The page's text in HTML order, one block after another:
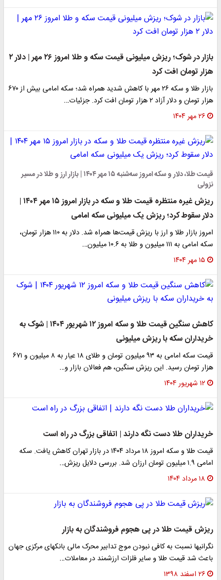
بازار در شوک؛ ریزش میلیونی قیمت سکه و طلا امروز ۲۶ مهر | دلار ۲
هزار تومان افت کرد
بازار طلا و سکه ۲۶ مهر با کاهش شدید همراه شد؛ سکه امامی بیش از ۶۷۰
هزار تومان و دلار آزاد ۲ هزار تومان افت کرد. جزئیات…
۲۶ مهر ۱۴۰۴
قیمت طلا، دلار و سکه امروز سه‌شنبه ۱۵ مهر ۱۴۰۴ | بازار ارز و طلا در مسیر
نزولی
ریزش غیره منتظره قیمت طلا و سکه در بازار امروز ۱۵ مهر ۱۴۰۴ |
دلار سقوط کرد؛ ریزش یک میلیونی سکه امامی
امروز بازار طلا و ارز با ریزش قیمت‌ها همراه شد. دلار به ۱۱۰ هزار تومان،
سکه امامی به ۱۱۱ میلیون و طلا به ۱۰.۶ میلیون…
۱۵ مهر ۱۴۰۴
کاهش سنگین قیمت طلا و سکه امروز ۱۲ شهریور ۱۴۰۴ | شوک به
خریداران سکه با ریزش میلیونی
قیمت سکه امامی به ۹۳ میلیون تومان و طلای ۱۸ عیار به ۸ میلیون و ۶۷۱
هزار تومان رسید. این ریزش سنگین، هم فعالان بازار و…
۱۲ شهریور ۱۴۰۴
خریداران طلا دست نگه دارند | اتفاقی بزرگ در راه است
قیمت طلا و سکه امروز ۱۸ مرداد ۱۴۰۴ در بازار تهران کاهش یافت. سکه
امامی ۱.۹ میلیون تومان ارزان شد. بررسی دلایل ریزش…
۱۸ مرداد ۱۴۰۴
ریزش قیمت طلا در پی هجوم فروشندگان به بازار
نگرانیها نسبت به کافی نبودن موج تدابیر محرک مالی بانکهای مرکزی جهان
باعث شد قیمت طلا و سایر فلزات ارزشمند در معاملات…
۲۶ اسفند ۱۳۹۸